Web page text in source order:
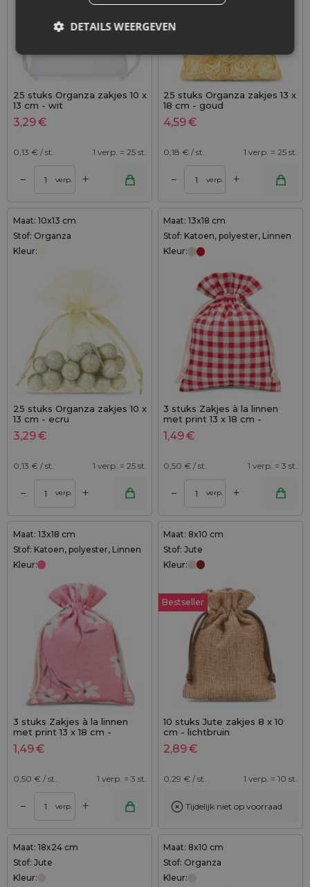
25 stuks Organza zakjes 10 x
13 cm - wit
3,29€
0,13 € / st. 1 verp. = 25 st.
– verp. +
25 stuks Organza zakjes 13 x
18 cm - goud
4,59€
0,18 € / st. 1 verp. = 25 st.
– verp. +
Maat: 10x13 cm
Stof: Organza
Kleur:
25 stuks Organza zakjes 10 x
13 cm - ecru
3,29€
0,13 € / st. 1 verp. = 25 st.
– verp. +
Maat: 13x18 cm
Stof: Katoen, polyester, Linnen
Kleur:
3 stuks Zakjes à la linnen
met print 13 x 18 cm -
natuurlijk / rode trellis
1,49€
0,50 € / st. 1 verp. = 3 st.
– verp. +
Maat: 13x18 cm
Stof: Katoen, polyester, Linnen
Kleur:
3 stuks Zakjes à la linnen
met print 13 x 18 cm -
natuurlijk / roze bloemen
1,49€
0,50 € / st. 1 verp. = 3 st.
– verp. +
Maat: 8x10 cm
Stof: Jute
Kleur:
Bestseller
10 stuks Jute zakjes 8 x 10
cm - lichtbruin
2,89€
0,29 € / st. 1 verp. = 10 st.
Tijdelijk niet op voorraad
Maat: 18x24 cm
Stof: Jute
Kleur:
Maat: 8x10 cm
Stof: Organza
Kleur:
DETAILS WEERGEVEN